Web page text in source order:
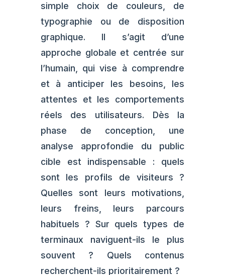
simple choix de couleurs, de
typographie ou de disposition
graphique. Il s’agit d’une
approche globale et centrée sur
l’humain, qui vise à comprendre
et à anticiper les besoins, les
attentes et les comportements
réels des utilisateurs. Dès la
phase de conception, une
analyse approfondie du public
cible est indispensable : quels
sont les profils de visiteurs ?
Quelles sont leurs motivations,
leurs freins, leurs parcours
habituels ? Sur quels types de
terminaux naviguent-ils le plus
souvent ? Quels contenus
recherchent-ils prioritairement ?